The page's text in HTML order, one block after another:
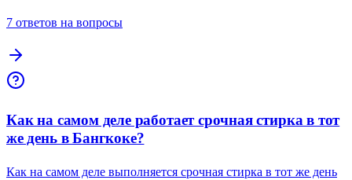
7 ответов на вопросы
Как на самом деле работает срочная стирка в тот
же день в Бангкоке?
Как на самом деле выполняется срочная стирка в тот же день